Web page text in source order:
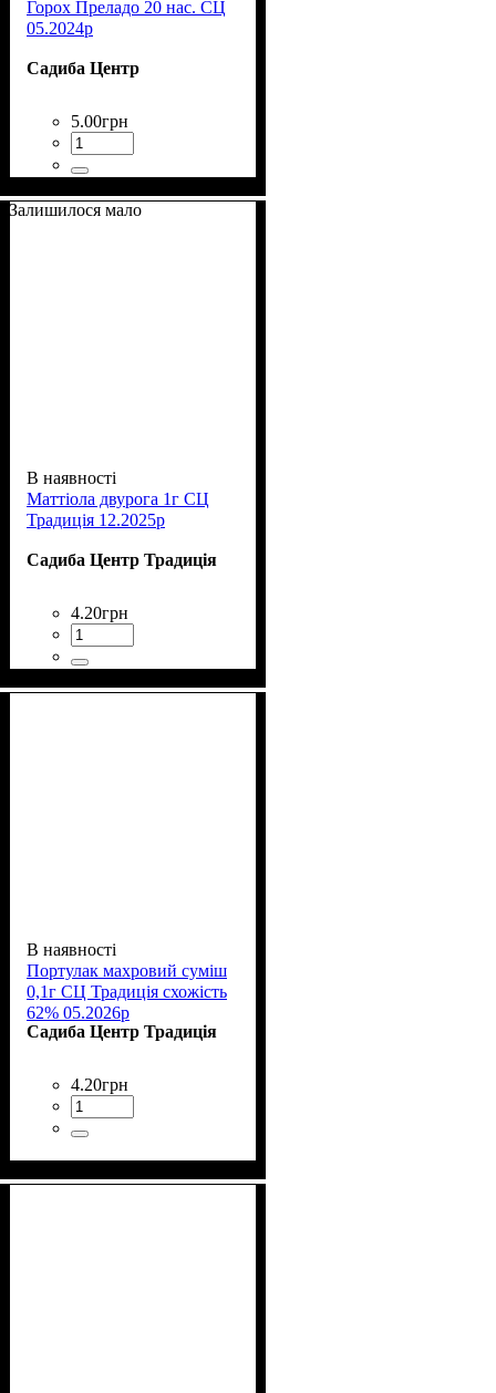
Горох Преладо 20 нас. СЦ
05.2024р
Садиба Центр
5.00грн
Залишилося мало
В наявності
Маттіола двурога 1г СЦ
Традиція 12.2025р
Садиба Центр Традиція
4.20грн
В наявності
Портулак махровий суміш
0,1г СЦ Традиція схожість
62% 05.2026р
Садиба Центр Традиція
4.20грн